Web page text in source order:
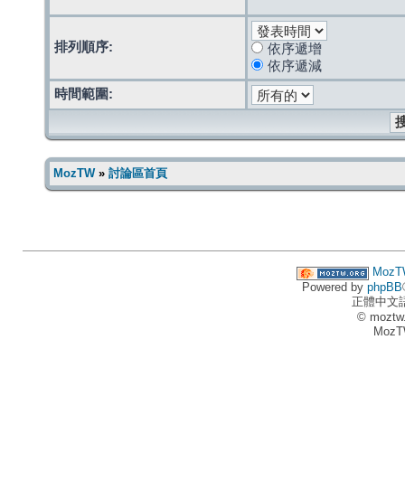
排列順序:
依序遞增
依序遞減
時間範圍:
MozTW» 討論區首頁
Powered by phpBB
正體中文
©